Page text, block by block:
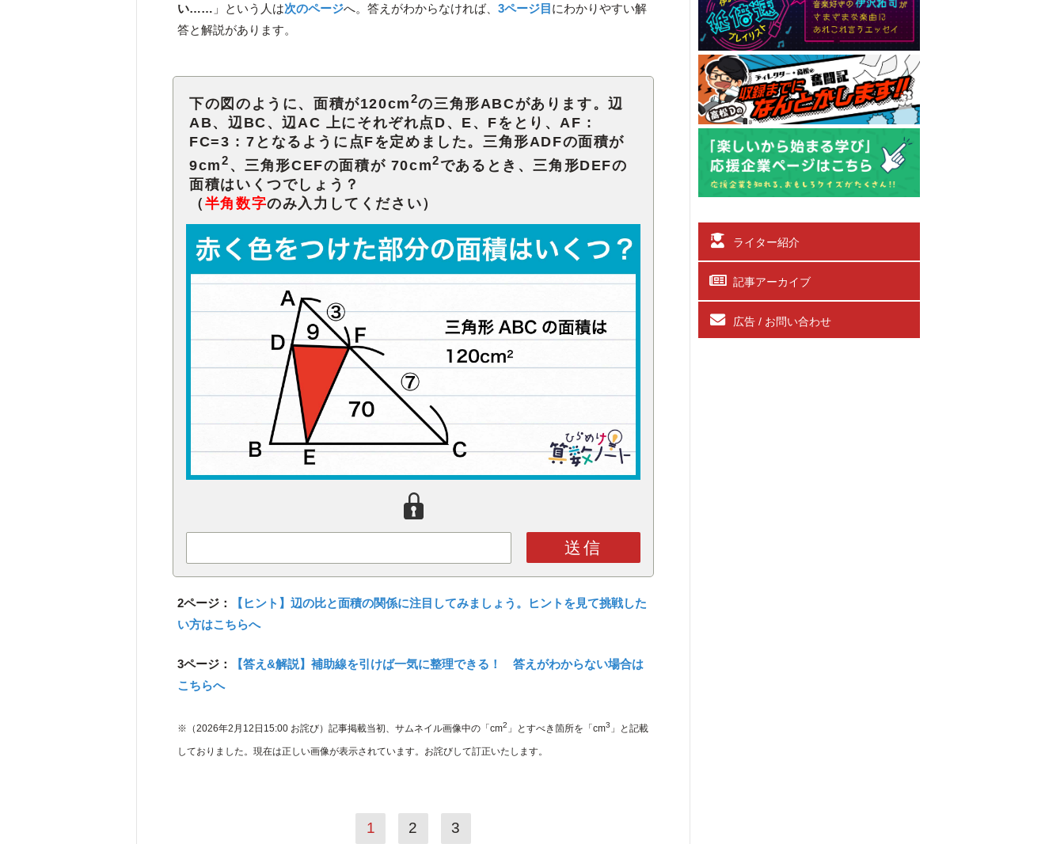
い…… 」という人は次のページへ。答えがわからなければ、3ページ目 にわかりやすい解
答と解説があります。
下の図のように、面積が120cm2の三角形ABCがあります。辺
AB、辺BC、辺AC 上にそれぞれ点D、E、Fをとり、AF :
FC=3 : 7となるように点Fを定めました。三角形ADFの面積が
9cm2 、三角形CEFの面積が 70cm2であるとき、三角形DEFの
面積はいくつでしょう？
（ 半角数字のみ入力してください）
送信
2ページ：
【ヒント】辺の比と面積の関係に注目してみましょう。ヒントを見て挑戦した
い方はこちらへ
3ページ：
【答え&解説】補助線を引けば一気に整理できる！ 答えがわからない場合は
こちらへ
※（2026年2月12日15:00 お詫び）記事掲載当初、サムネイル画像中の「cm2 」とすべき箇所を「cm3 」と記載
しておりました。現在は正しい画像が表示されています。お詫びして訂正いたします。
1 2 3
ライター紹介
記事アーカイブ
広告 / お問い合わせ